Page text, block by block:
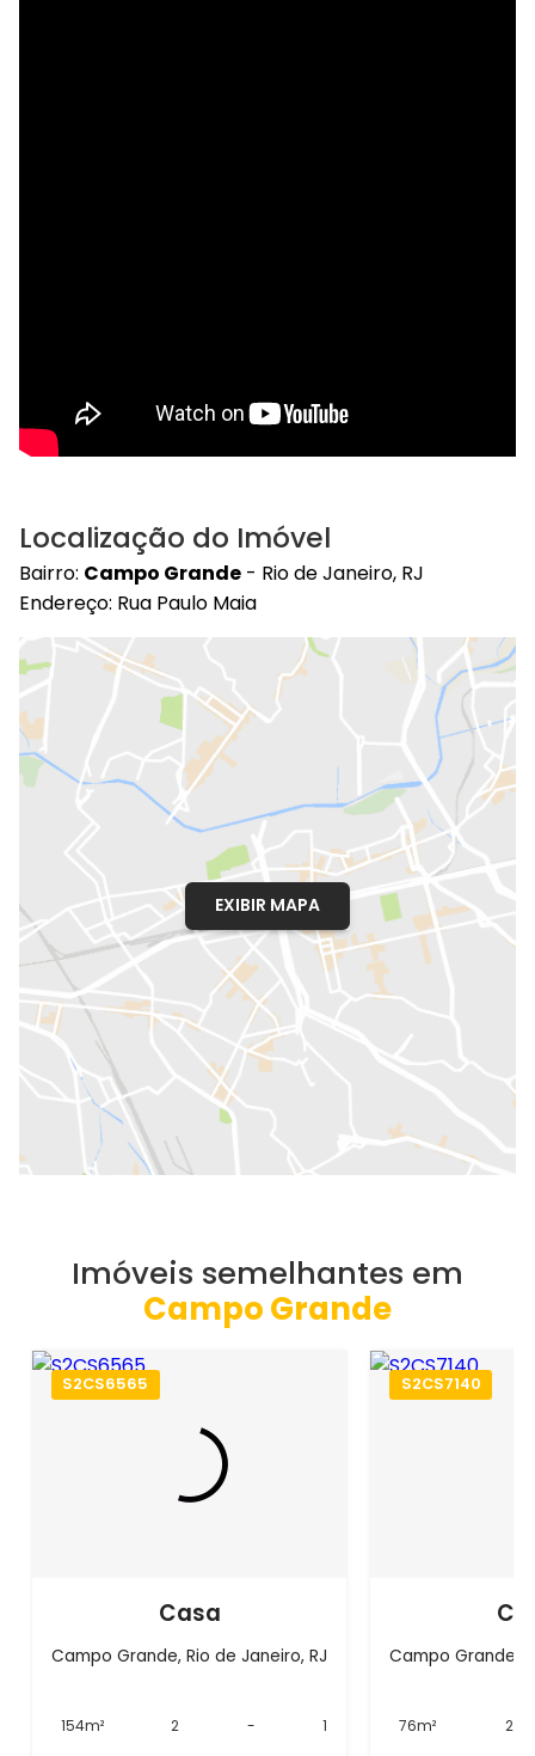
Localização do Imóvel
Bairro: Campo Grande - Rio de Janeiro, RJ
Endereço: Rua Paulo Maia
EXIBIR MAPA
Imóveis semelhantes em
Campo Grande
S2CS6565
Casa
Campo Grande, Rio de Janeiro, RJ
154m² 2 - 1
S2CS7140
Campo Grande,
76m² 2